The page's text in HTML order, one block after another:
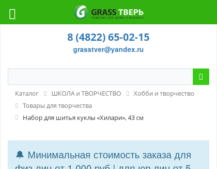
8 (4822) 65-02-15
grasstver@yandex.ru
Каталог ШКОЛА и ТВОРЧЕСТВО
Хобби и творчество
Товары для творчества
Набор для шитья куклы «Хилари», 43 см
🔔 Минимальная стоимость заказа для